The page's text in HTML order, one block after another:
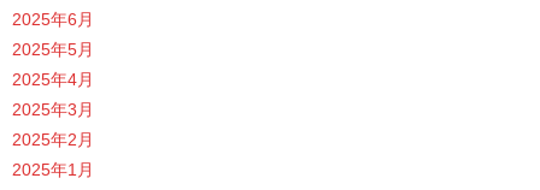
2025年6月
2025年5月
2025年4月
2025年3月
2025年2月
2025年1月